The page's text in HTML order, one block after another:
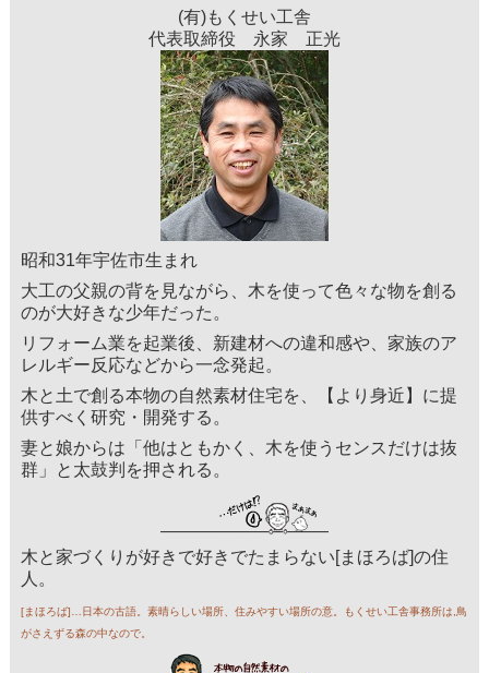
(有)もくせい工舎
代表取締役 永家 正光
昭和31年宇佐市生まれ
大工の父親の背を見ながら、木を使って色々な物を創る
のが大好きな少年だった。
リフォーム業を起業後、新建材への違和感や、家族のア
レルギー反応などから一念発起。
木と土で創る本物の自然素材住宅を、【より身近】に提
供すべく研究・開発する。
妻と娘からは「他はともかく、木を使うセンスだけは抜
群」と太鼓判を押される。
木と家づくりが好きで好きでたまらない[まほろば]の住
人。
[まほろば]…日本の古語。素晴らしい場所、住みやすい場所の意。もくせい工舎事務所は,鳥
がさえずる森の中なので。